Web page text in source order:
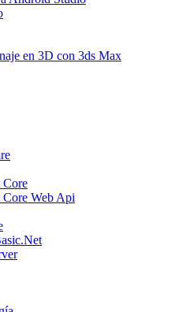
en 3D con 3ds Max
Core
Web Api